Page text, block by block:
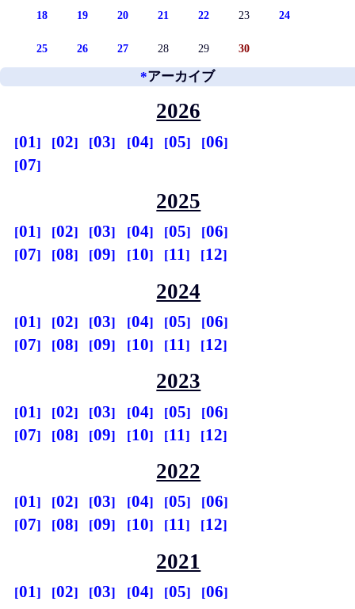
18 19 20 21 22 23 24
25 26 27 28 29 30
*アーカイブ
2026
01 02 03 04 05
06
07
2025
01 02 03 04 05
06
07
08 09 10 11 12
2024
01 02 03 04 05
06
07
08 09 10 11 12
2023
01 02 03 04 05
06
07
08 09 10 11 12
2022
01 02 03 04 05
06
07
08 09 10 11 12
2021
01 02 03 04 05
06